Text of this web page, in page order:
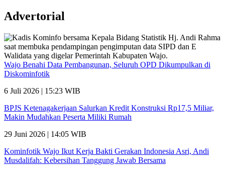
Advertorial
Wajo Benahi Data Pembangunan, Seluruh OPD Dikumpulkan di
Diskominfotik
6 Juli 2026 | 15:23 WIB
BPJS Ketenagakerjaan Salurkan Kredit Konstruksi Rp17,5 Miliar,
Makin Mudahkan Peserta Miliki Rumah
29 Juni 2026 | 14:05 WIB
Kominfotik Wajo Ikut Kerja Bakti Gerakan Indonesia Asri, Andi
Musdalifah: Kebersihan Tanggung Jawab Bersama